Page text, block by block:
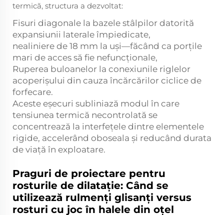
termică, structura a dezvoltat:
Fisuri diagonale la bazele stâlpilor datorită
expansiunii laterale împiedicate,
nealiniere de 18 mm la uși—făcând ca porțile
mari de acces să fie nefuncționale,
Ruperea buloanelor la conexiunile riglelor
acoperișului din cauza încărcărilor ciclice de
forfecare.
Aceste eșecuri subliniază modul în care
tensiunea termică necontrolată se
concentrează la interfețele dintre elementele
rigide, accelerând oboseala și reducând durata
de viață în exploatare.
Praguri de proiectare pentru
rosturile de dilatație: Când se
utilizează rulmenți glisanți versus
rosturi cu joc în halele din oțel